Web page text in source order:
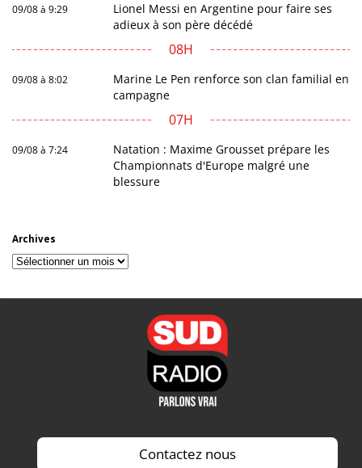
09/08 à 9:29
Lionel Messi en Argentine pour faire ses
adieux à son père décédé
08H
09/08 à 8:02
Marine Le Pen renforce son clan familial en
campagne
07H
09/08 à 7:24
Natation : Maxime Grousset prépare les
Championnats d'Europe malgré une
blessure
Archives
Archives
Contactez nous